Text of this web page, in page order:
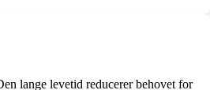
lange levetid reducerer behovet for